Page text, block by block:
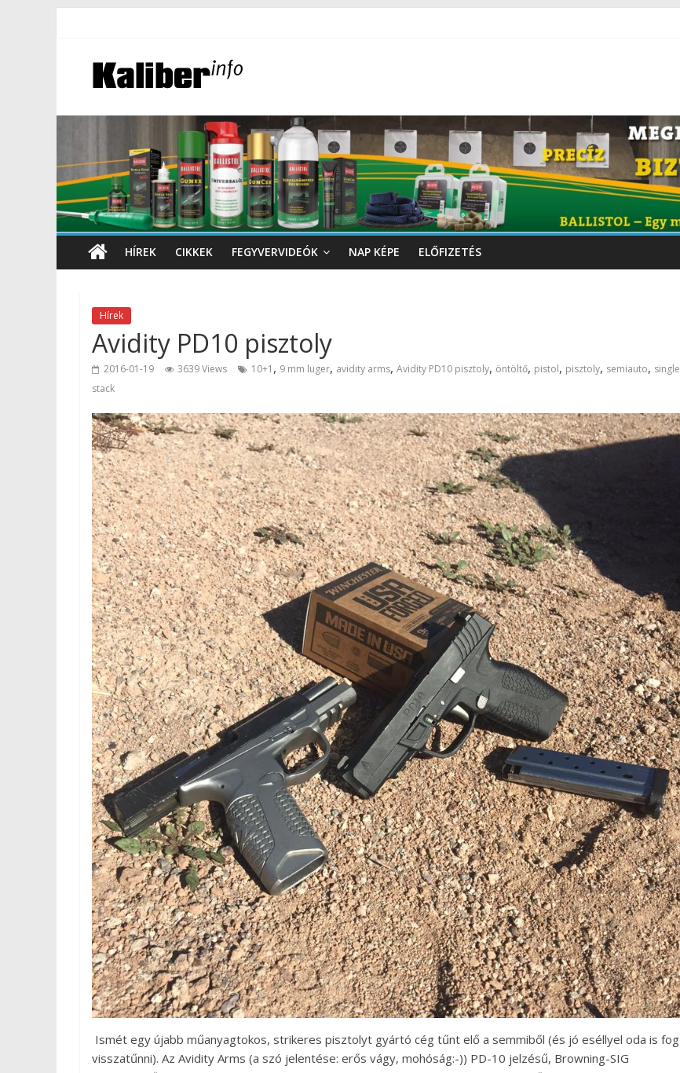
HÍREK CIKKEK FEGYVERVIDEÓK NAP KÉPE ELŐFIZETÉS
Hírek
Avidity PD10 pisztoly
2016-01-19 3639 Views 10+1 , 9 mm luger, avidity arms, Avidity PD10 pisztoly, öntöltő, pistol, pisztoly, semiauto, single
stack
Ismét egy újabb műanyagtokos, strikeres pisztolyt gyártó cég tűnt elő a semmiből (és jó eséllyel oda is fog
visszatűnni). Az Avidity Arms (a szó jelentése: erős vágy, mohóság:-)) PD-10 jelzésű, Browning-SIG